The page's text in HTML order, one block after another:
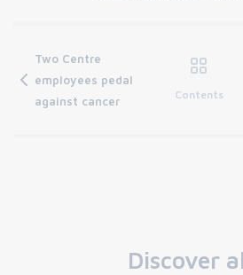
Two Centre
employees pedal
against cancer
Contents
Discover